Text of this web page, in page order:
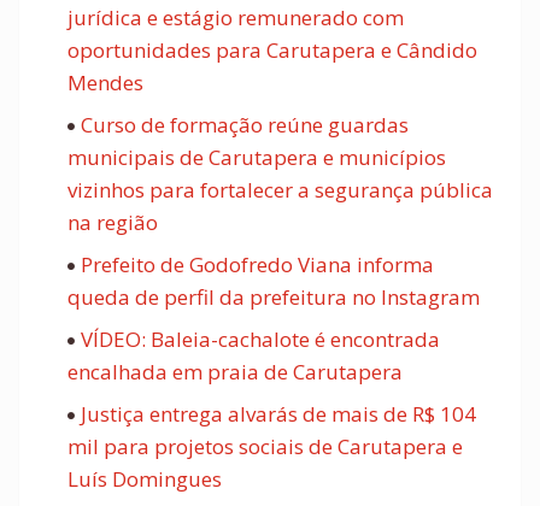
jurídica e estágio remunerado com
oportunidades para Carutapera e Cândido
Mendes
Curso de formação reúne guardas
municipais de Carutapera e municípios
vizinhos para fortalecer a segurança pública
na região
Prefeito de Godofredo Viana informa
queda de perfil da prefeitura no Instagram
VÍDEO: Baleia-cachalote é encontrada
encalhada em praia de Carutapera
Justiça entrega alvarás de mais de R$ 104
mil para projetos sociais de Carutapera e
Luís Domingues